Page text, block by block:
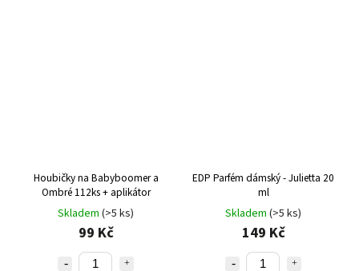
Houbičky na Babyboomer a
Ombré 112ks + aplikátor
Skladem (>5 ks)
99 Kč
EDP Parfém dámský - Julietta 20
ml
Skladem (>5 ks)
149 Kč